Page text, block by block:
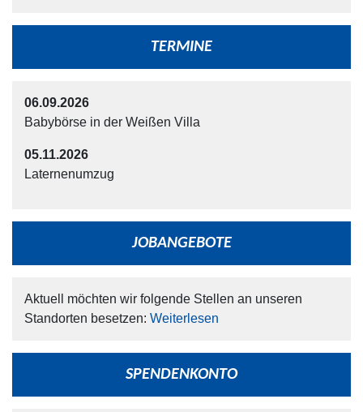
TERMINE
06.09.2026
Babybörse in der Weißen Villa
05.11.2026
Laternenumzug
JOBANGEBOTE
Aktuell möchten wir folgende Stellen an unseren
Standorten besetzen: Weiterlesen
SPENDENKONTO